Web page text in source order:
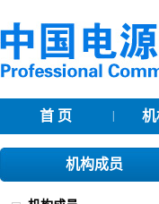
首 页 机
机构成员